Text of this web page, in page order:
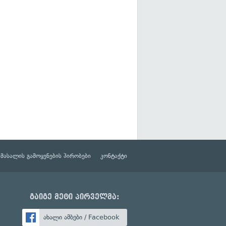
მასალის გამოყენების პირობები კონტაქტი
გაიგე მეტი პირველმა:
ახალი ამბები / Facebook